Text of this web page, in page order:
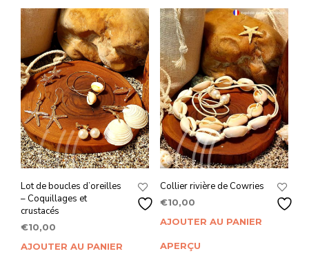
Lot de boucles d’oreilles
– Coquillages et
crustacés
€10,00
AJOUTER AU PANIER
Collier rivière de Cowries
€10,00
AJOUTER AU PANIER
APERÇU